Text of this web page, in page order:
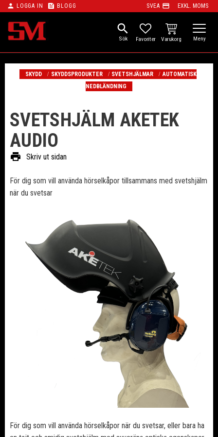
Meny
person LOGGA IN feed BLOGG SVEA payment EXKL. MOMS
search
FAVORITER
KUNDVAGN
SKYDD SKYDDSPRODUKTER SVETSHJÄLMAR
AUTOMATISK
NEDBLÄNDNING
SVETSHJÄLM AKETEK
AUDIO
print Skriv ut sidan
För dig som vill använda hörselkåpor tillsammans med svetshjälm
när du svetsar
För dig som vill använda hörselkåpor när du svetsar, eller bara ha